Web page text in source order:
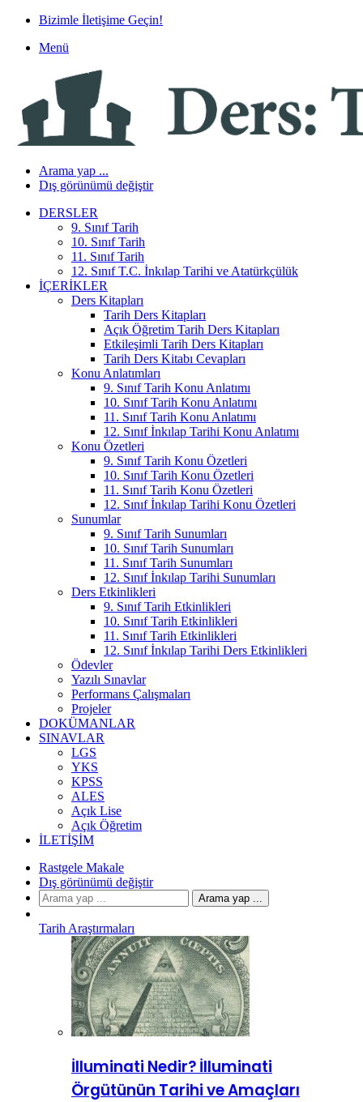
Bizimle İletişime Geçin!
Menü
Arama yap ...
Dış görünümü değiştir
DERSLER
9. Sınıf Tarih
10. Sınıf Tarih
11. Sınıf Tarih
12. Sınıf T.C. İnkılap Tarihi ve Atatürkçülük
İÇERIKLER
Ders Kitapları
Tarih Ders Kitapları
Açık Öğretim Tarih Ders Kitapları
Etkileşimli Tarih Ders Kitapları
Tarih Ders Kitabı Cevapları
Konu Anlatımları
9. Sınıf Tarih Konu Anlatımı
10. Sınıf Tarih Konu Anlatımı
11. Sınıf Tarih Konu Anlatımı
12. Sınıf İnkılap Tarihi Konu Anlatımı
Konu Özetleri
9. Sınıf Tarih Konu Özetleri
10. Sınıf Tarih Konu Özetleri
11. Sınıf Tarih Konu Özetleri
12. Sınıf İnkılap Tarihi Konu Özetleri
Sunumlar
9. Sınıf Tarih Sunumları
10. Sınıf Tarih Sunumları
11. Sınıf Tarih Sunumları
12. Sınıf İnkılap Tarihi Sunumları
Ders Etkinlikleri
9. Sınıf Tarih Etkinlikleri
10. Sınıf Tarih Etkinlikleri
11. Sınıf Tarih Etkinlikleri
12. Sınıf İnkılap Tarihi Ders Etkinlikleri
Ödevler
Yazılı Sınavlar
Performans Çalışmaları
Projeler
DOKÜMANLAR
SINAVLAR
LGS
YKS
KPSS
ALES
Açık Lise
Açık Öğretim
İLETIŞIM
Rastgele Makale
Dış görünümü değiştir
Arama yap ...
Tarih Araştırmaları
İlluminati Nedir? İlluminati
Örgütünün Tarihi ve Amaçları